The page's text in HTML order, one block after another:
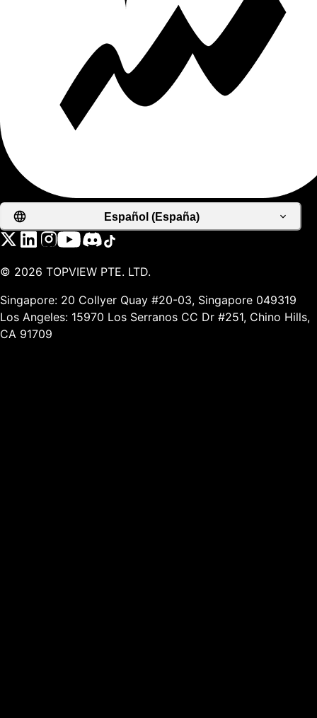
Español (España)
© 2026 TOPVIEW PTE. LTD.
Singapore: 20 Collyer Quay #20-03, Singapore 049319
Los Angeles: 15970 Los Serranos CC Dr #251, Chino Hills,
CA 91709